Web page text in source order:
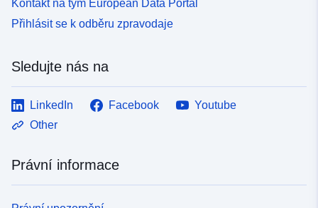
Kontakt na tým European Data Portal
Přihlásit se k odběru zpravodaje
Sledujte nás na
LinkedIn Facebook
Youtube
Other
Právní informace